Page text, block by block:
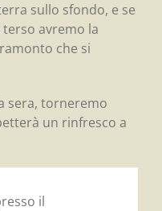
sullo sfondo, e se
avremo la
che si
sera, torneremo
un rinfresco a
il